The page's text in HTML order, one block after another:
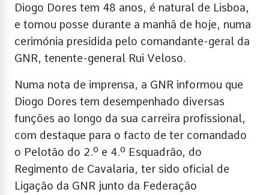
Diogo Dores tem 48 anos, é natural de Lisboa,
e tomou posse durante a manhã de hoje, numa
cerimónia presidida pelo comandante-geral da
GNR, tenente-general Rui Veloso.
Numa nota de imprensa, a GNR informou que
Diogo Dores tem desempenhado diversas
funções ao longo da sua carreira profissional,
com destaque para o facto de ter comandado
o Pelotão do 2.º e 4.º Esquadrão, do
Regimento de Cavalaria, ter sido oficial de
Ligação da GNR junto da Federação